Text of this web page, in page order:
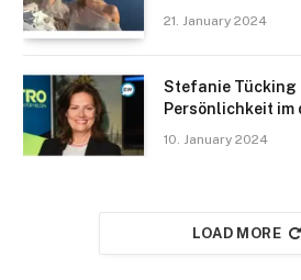
21. January 2024
Stefanie Tücking
Persönlichkeit
10. January 2024
LOAD MORE